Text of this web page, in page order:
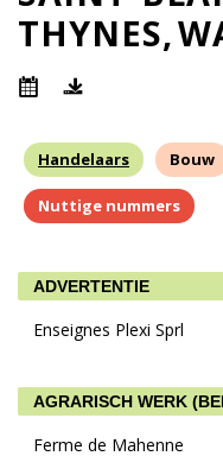
THYNES
Handelaars Bouw
Nuttige nummers
ADVERTENTIE
Enseignes Plexi Sprl
AGRARISCH WERK
Ferme de Mahenne